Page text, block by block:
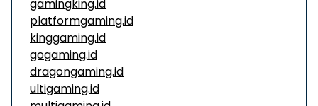
gamingking.id
platformgaming.id
kinggaming.id
gogaming.id
dragongaming.id
ultigaming.id